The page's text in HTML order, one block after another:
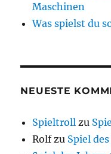
Maschinen
Was spielst du
NEUESTE
Spieltroll zu
Rolfzu Spiel